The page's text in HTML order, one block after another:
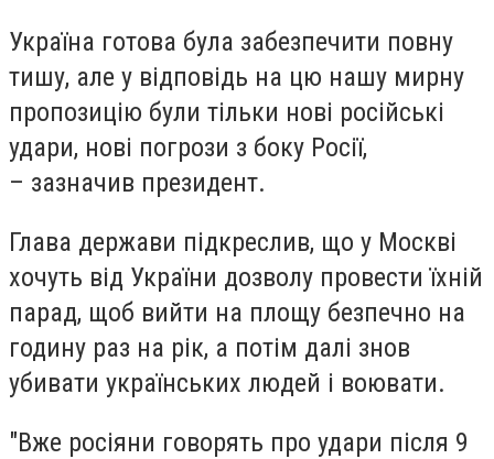
Україна готова була забезпечити повну
тишу, але у відповідь на цю нашу мирну
пропозицію були тільки нові російські
удари, нові погрози з боку Росії,
– зазначив президент.
Глава держави підкреслив, що у Москві
хочуть від України дозволу провести їхній
парад, щоб вийти на площу безпечно на
годину раз на рік, а потім далі знов
убивати українських людей і воювати.
"Вже росіяни говорять про удари після 9